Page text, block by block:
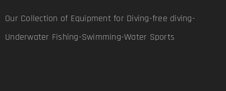
Our Collection of Equipment for Diving-free diving-
Underwater Fishing-Swimming-Water Sports